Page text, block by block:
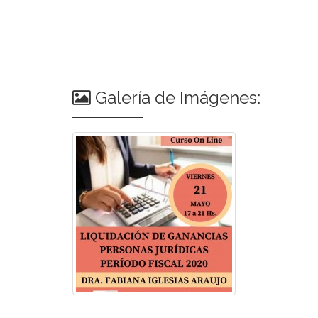
Galería de Imágenes: